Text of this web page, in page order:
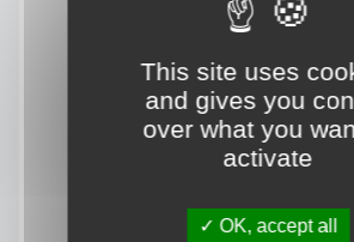
This site uses
and gives you
over what you
activate
OK, accept all